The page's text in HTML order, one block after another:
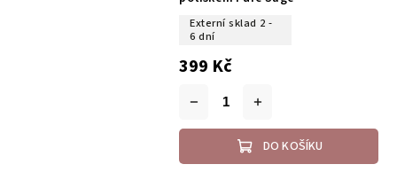
Externí sklad 2 -
6 dní
399 Kč
DO KOŠÍKU